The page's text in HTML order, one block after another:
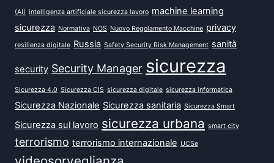
(AI) intelligenza artificiale sicurezza lavoro machine learning
sicurezza Normativa NOS Nuovo Regolamento Macchine privacy
resilienza digitale Russia Safety Security Risk Management sanità
security Security Manager sicurezza
Sicurezza 4.0 Sicurezza CIS sicurezza digitale sicurezza informatica
Sicurezza Nazionale Sicurezza sanitaria Sicurezza Smart
Sicurezza sul lavoro sicurezza urbana smart city
terrorismo terrorismo internazionale UCSe